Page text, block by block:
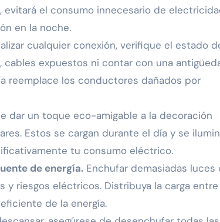
el consumo innecesario de
en la noche.
cualquier conexión, verifique el estado
expuestos ni contar con una
reemplace los conductores dañados por
dar un toque eco-amigable a la decoración
Estos se cargan durante el día y se
tu consumo eléctrico.
de energía. Enchufar demasiadas luces
riesgos eléctricos. Distribuya la carga entre
de la energía.